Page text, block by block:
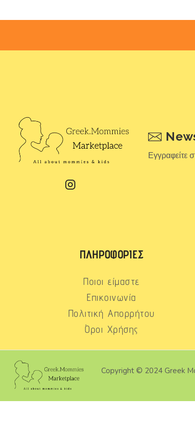
Εγγραφείτε
ΠΛΗΡΟΦΟΡΊΕΣ
Ποιοι είμαστε
Επικοινωνία
Πολιτική Απορρήτου
Όροι Χρήσης
Copyright © 2024 Greek